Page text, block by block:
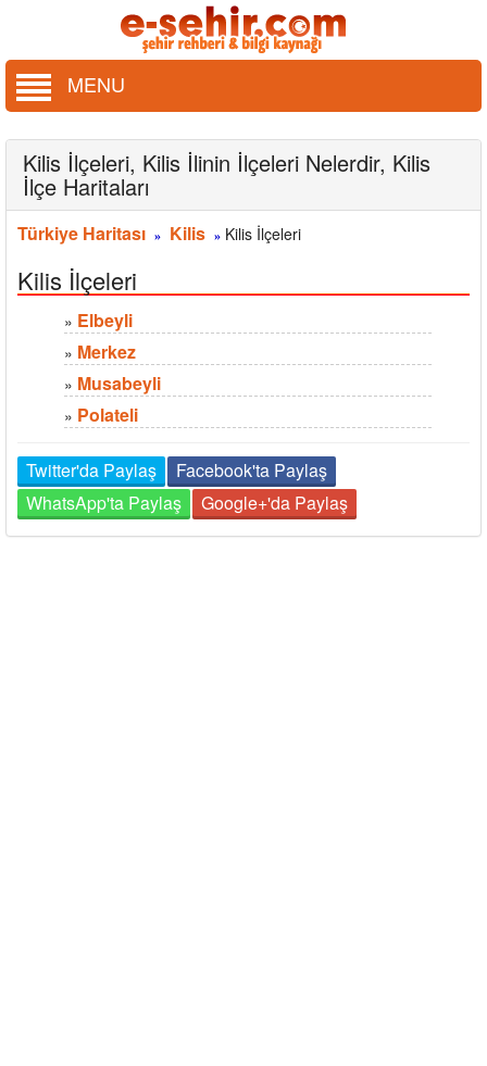
MENU
Kilis İlçeleri, Kilis İlinin İlçeleri Nelerdir, Kilis
İlçe Haritaları
Türkiye Haritası » Kilis » Kilis İlçeleri
Kilis İlçeleri
» Elbeyli
» Merkez
» Musabeyli
» Polateli
Twitter'da Paylaş
Facebook'ta Paylaş
WhatsApp'ta Paylaş
Google+'da Paylaş